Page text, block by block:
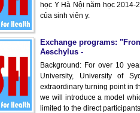
học Y Hà Nội năm học
của sinh viên y.
Exchange programs:
Aeschylus -
Background: For over 10
University, University of
extraordinary turning point in
we will introduce a model
limited to the direct